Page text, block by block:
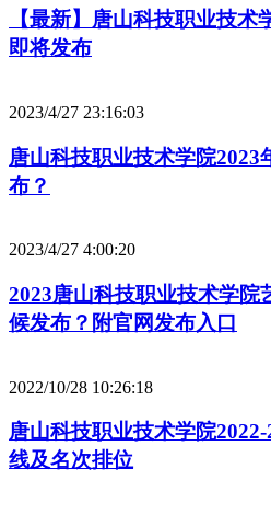
【最新】唐山科技职业技术
即将发布
2023/4/27 23:16:03
唐山科技职业技术学院2023
布？
2023/4/27 4:00:20
2023唐山科技职业技术学院
候发布？附官网发布入口
2022/10/28 10:26:18
唐山科技职业技术学院
线及名次排位